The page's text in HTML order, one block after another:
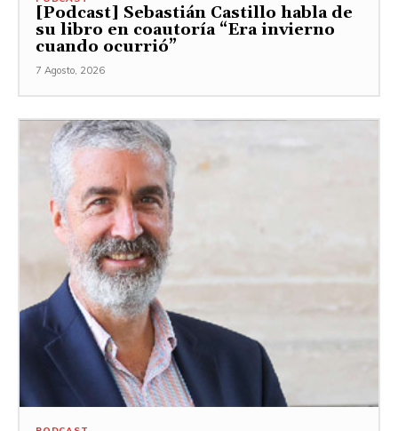
[Podcast] Sebastián Castillo habla de
su libro en coautoría “Era invierno
cuando ocurrió”
7 Agosto, 2026